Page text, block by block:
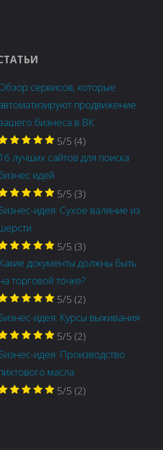
сервисов, которые
продвижение
бизнеса в ВК
5/5 (4)
16 лучших сайтов для поиска
идей
5/5 (3)
Бизнес-идея: Сухое валяние из
5/5 (3)
Какие документы должны быть
торговой точке?
5/5 (2)
Бизнес-идея: Курсы выживания
5/5 (2)
Бизнес-идея: Производство
масла
5/5 (2)